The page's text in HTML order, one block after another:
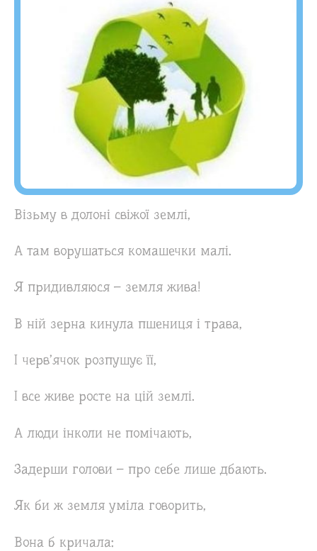
Візьму в долоні свіжої землі,
А там ворушаться комашечки малі.
Я придивляюся – земля жива!
В ній зерна кинула пшениця і трава,
І черв’ячок розпушує її,
І все живе росте на цій землі.
А люди інколи не помічають,
Задерши голови – про себе лише дбають.
Як би ж земля уміла говорить,
Вона б кричала: